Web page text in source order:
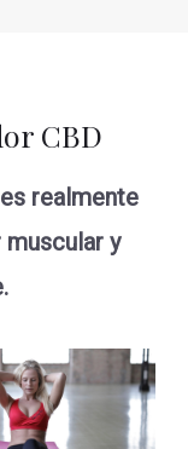
CBD
realmente
y